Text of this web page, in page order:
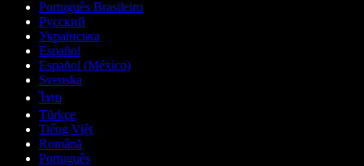
Português Brasileiro
Русский
Українська
Español
Español (México)
Svenska
ไทย
Türkçe
Tiếng Việt
Română
Português